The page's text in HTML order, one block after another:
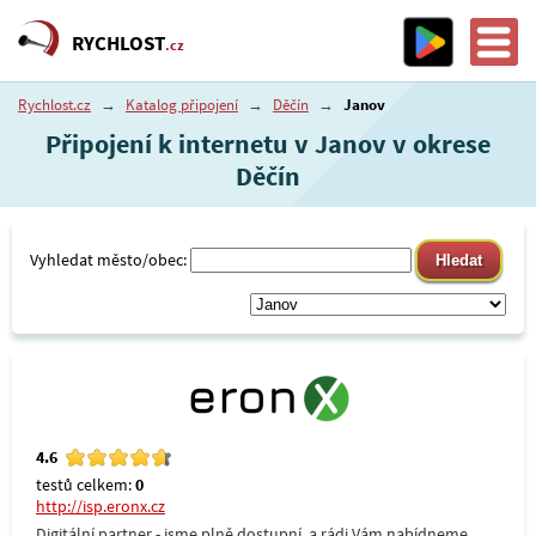
RYCHLOST.cz
Rychlost.cz → Katalog připojení → Děčín → Janov
Připojení k internetu v Janov v okrese
Děčín
Vyhledat město/obec:
4.6
testů celkem:0
http://isp.eronx.cz